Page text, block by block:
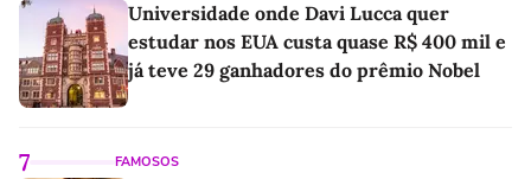
Universidade onde Davi Lucca quer
estudar nos EUA custa quase R$ 400 mil e
já teve 29 ganhadores do prêmio Nobel
7 FAMOSOS